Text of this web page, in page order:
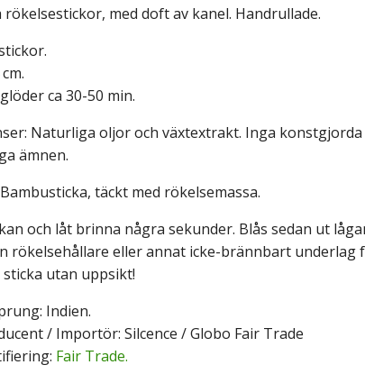
med doft av kanel. Handrullade.
ca 30-50 min.
Naturliga oljor och växtextrakt. Inga
ämnen.
täckt med rökelsemassa.
och låt brinna några sekunder. Blås sedan ut
rökelsehållare eller annat icke-brännbart
utan uppsikt!
Indien.
/ Importör: Silcence / Globo Fair Trade
Fair Trade.